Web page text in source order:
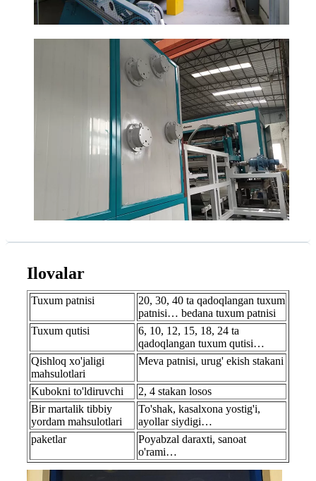
Ilovalar
Tuxum patnisi
20, 30, 40 ta qadoqlangan tuxum
patnisi… bedana tuxum patnisi
Tuxum qutisi
6, 10, 12, 15, 18, 24 ta
qadoqlangan tuxum qutisi…
Qishloq xo'jaligi
mahsulotlari
Meva patnisi, urug' ekish stakani
Kubokni to'ldiruvchi
2, 4 stakan losos
Bir martalik tibbiy
yordam mahsulotlari
To'shak, kasalxona yostig'i,
ayollar siydigi…
paketlar
Poyabzal daraxti, sanoat
o'rami…